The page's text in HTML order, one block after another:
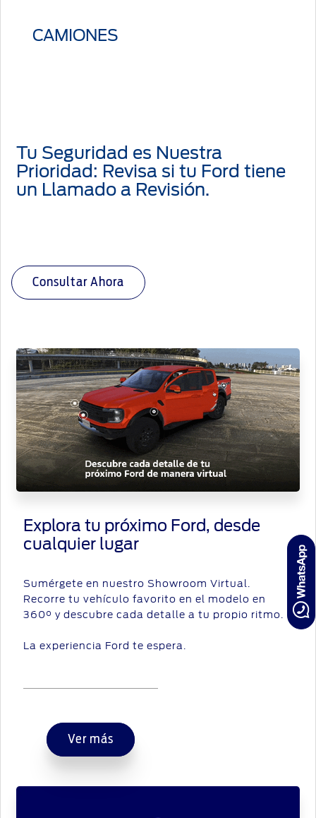
CAMIONES
Tu Seguridad es Nuestra
Prioridad: Revisa si tu Ford tiene
un Llamado a Revisión.
Consultar Ahora
Explora tu próximo Ford, desde
cualquier lugar
Sumérgete en nuestro Showroom Virtual.
Recorre tu vehículo favorito en el modelo en
360° y descubre cada detalle a tu propio ritmo.
La experiencia Ford te espera.
Ver más